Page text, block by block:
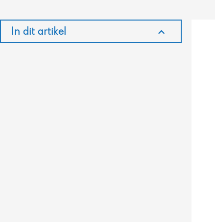
In dit artikel